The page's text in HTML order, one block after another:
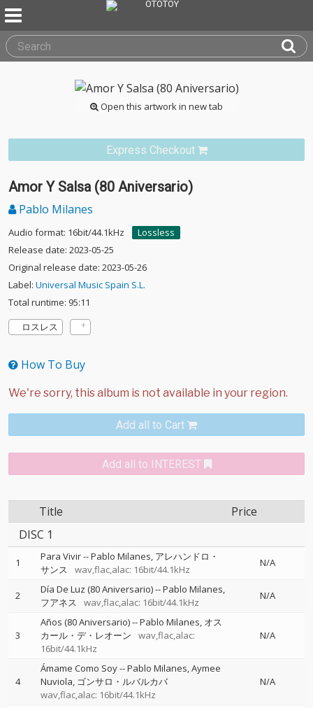
Open this artwork in new tab
Express Checkout
Amor Y Salsa (80 Aniversario)
Pablo Milanes
Audio format: 16bit/44.1kHz
Lossless
Release date: 2023-05-25
Original release date: 2023-05-26
Label: Universal Music Spain S.L.
Total runtime: 95:11
ロスレス
How To Buy
Add all to Cart
Add all to INTEREST
Title
Price
DISC 1
1 Para Vivir--Pablo Milanes アレハンドロ・
サンス
wav,flac,alac: 16bit/44.1kHz
N/A
2 Día De Luz (80 Aniversario)--Pablo Milanes
フアネス
wav,flac,alac: 16bit/44.1kHz
N/A
3
Años (80 Aniversario)--Pablo Milanes オス
カール・デ・レオーン
wav,flac,alac:
16bit/44.1kHz
N/A
4
Ámame Como Soy--Pablo Milanes Aymee
Nuviola ゴンサロ・ルバルカバ
wav,flac,alac: 16bit/44.1kHz
N/A